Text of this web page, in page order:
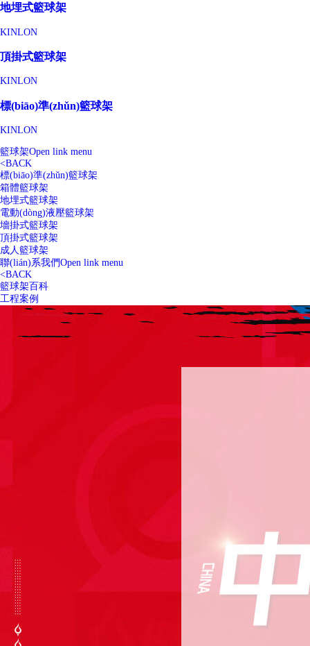
地埋式籃球架
KINLON
頂掛式籃球架
KINLON
標(biāo)準(zhǔn)籃球架
KINLON
籃球架Open link menu
<BACK
標(biāo)準(zhǔn)籃球架
箱體籃球架
地埋式籃球架
電動(dòng)液壓籃球架
墻掛式籃球架
頂掛式籃球架
成人籃球架
聯(lián)系我們Open link menu
<BACK
籃球架百科
工程案例